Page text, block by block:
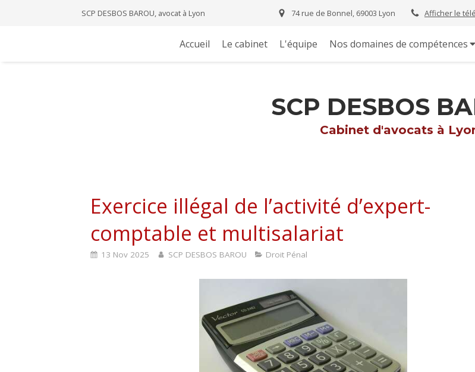
SCP DESBOS BAROU, avocat à Lyon Afficher le
74 rue de Bonnel, 69003 Lyon
Accueil Le cabinet L'équipe Nos domaines de compétences
SCP DESBOS
Cabinet d'avocats à
Exercice illégal de l’activité d’expert-
comptable et multisalariat
13 Nov 2025 SCP DESBOS BAROU Droit Pénal